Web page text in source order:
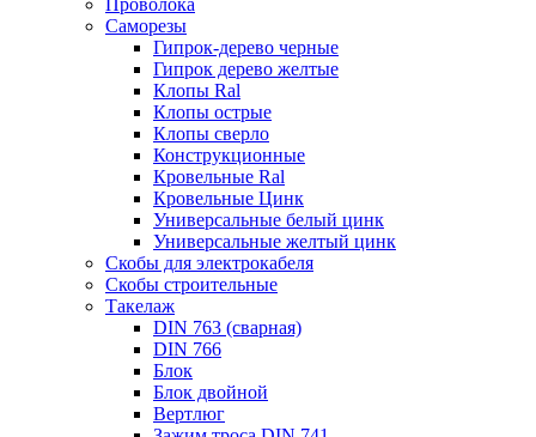
Саморезы
Гипрок-дерево черные
Гипрок дерево желтые
Клопы Ral
Клопы острые
Клопы сверло
Конструкционные
Кровельные Ral
Кровельные Цинк
Универсальные белый цинк
Универсальные желтый цинк
Скобы для электрокабеля
Скобы строительные
Такелаж
DIN 763 (сварная)
DIN 766
Блок
Блок двойной
Вертлюг